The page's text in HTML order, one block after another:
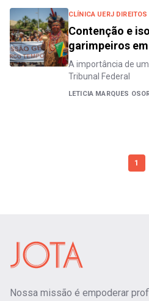
CLÍNICA UERJ DIREITOS
Contenção e
garimpeiros
A importância de
Tribunal Federal
LETICIA MARQUES
1
Nossa missão é empoderar